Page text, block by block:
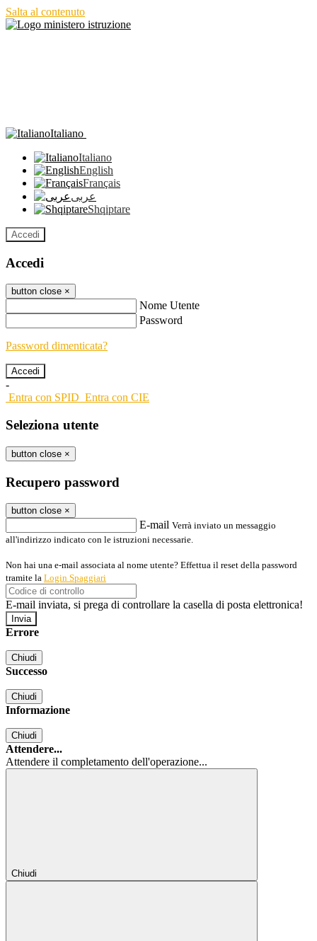
Salta al contenuto
Italiano
Italiano
English
Français
عربى
Shqiptare
Accedi
Accedi
button close ×
Nome Utente
Password
Password dimenticata?
-
Entra con SPID Entra con CIE
Seleziona utente
button close ×
Recupero password
button close ×
E-mail Verrà inviato un messaggio
all'indirizzo indicato con le istruzioni necessarie.
Non hai una e-mail associata al nome utente? Effettua il reset della password
tramite la Login Spaggiari
E-mail inviata, si prega di controllare la casella di posta elettronica!
Errore
Chiudi
Successo
Chiudi
Informazione
Chiudi
Attendere...
Attendere il completamento dell'operazione...
Chiudi